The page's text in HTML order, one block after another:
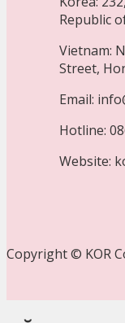
Republic
Vietnam:
Street,
Email:
Hotline:
Website:
Copyright © KOR